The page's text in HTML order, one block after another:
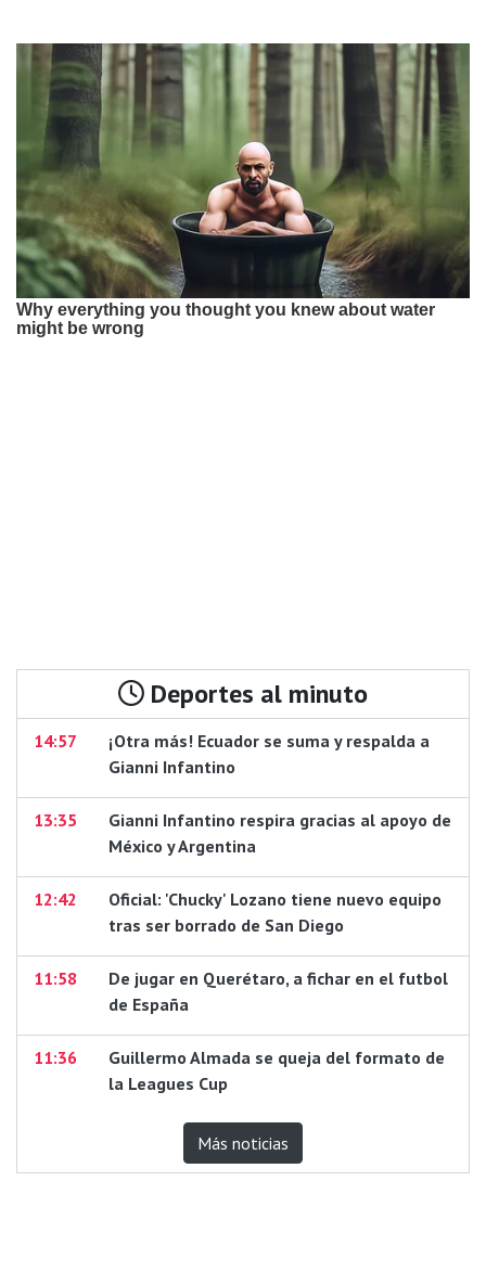
Deportes al minuto
14:57
¡Otra más! Ecuador se suma y respalda a
Gianni Infantino
13:35
Gianni Infantino respira gracias al apoyo de
México y Argentina
12:42
Oficial: 'Chucky' Lozano tiene nuevo equipo
tras ser borrado de San Diego
11:58
De jugar en Querétaro, a fichar en el futbol
de España
11:36
Guillermo Almada se queja del formato de
la Leagues Cup
Más noticias